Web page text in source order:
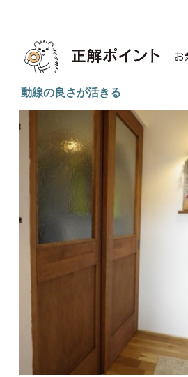
動線の良さが活きる